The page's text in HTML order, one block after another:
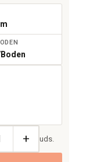
+ uds.